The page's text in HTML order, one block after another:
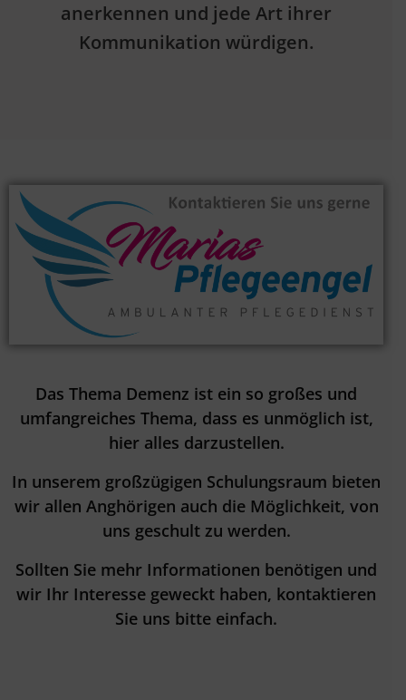
anerkennen und jede Art ihrer
Kommunikation würdigen.
Das Thema Demenz ist ein so großes und
umfangreiches Thema, dass es unmöglich ist,
hier alles darzustellen.
In unserem großzügigen Schulungsraum bieten
wir allen Anghörigen auch die Möglichkeit, von
uns geschult zu werden.
Sollten Sie mehr Informationen benötigen und
wir Ihr Interesse geweckt haben, kontaktieren
Sie uns bitte einfach.